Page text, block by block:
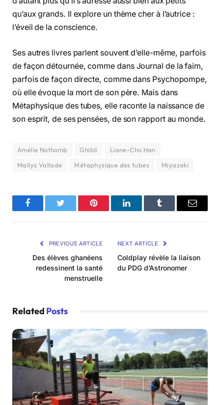
qu’aux grands. Il explore un thème cher à l’autrice :
l’éveil de la conscience.
Ses autres livres parlent souvent d’elle-même, parfois
de façon détournée, comme dans Journal de la faim,
parfois de façon directe, comme dans Psychopompe,
où elle évoque la mort de son père. Mais dans
Métaphysique des tubes, elle raconte la naissance de
son esprit, de ses pensées, de son rapport au monde.
Amélie Nothomb Ghibli
Liane-Cho Han
Maïlys Vallade
Métaphysique des tubes Miyazaki
FacebookTwitter Pinterest LinkedInTumblr Email
PREVIOUS ARTICLE
Des élèves ghanéens
redessinent la santé
menstruelle
NEXT ARTICLE
Coldplay révèle la liaison
du PDG d’Astronomer
Related Posts